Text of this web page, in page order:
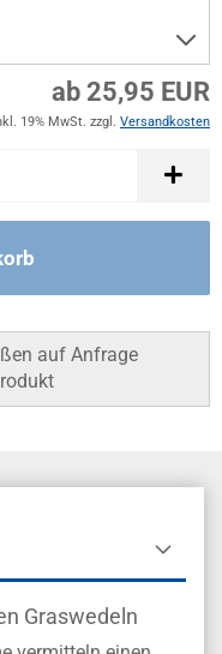
ab 25,95 EUR
19% MwSt. zzgl. Versandkosten
auf Anfrage
Graswedeln